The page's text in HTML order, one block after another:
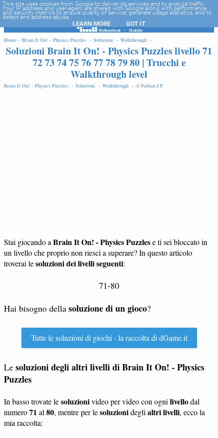
-->
Home - Brain It On! - Physics Puzzles - Soluzioni - Walkthrough -
Soluzioni Brain It On! - Physics Puzzles livello 71
72 73 74 75 76 77 78 79 80 | Trucchi e
Walkthrough level
Brain It On! - Physics Puzzles - Soluzioni - Walkthrough - di Fabian J.P.
Stai giocando a Brain It On! - Physics Puzzlese ti sei bloccato in
un livello che proprio non riesci a superare? In questo articolo
troverai lesoluzioni dei livelli seguenti:
71-80
Hai bisogno della soluzione di un gioco?
Tutte le soluzioni di giochi - la raccolta di dGame.it
Le soluzioni degli altri livelli di Brain It On! - Physics
Puzzles
In basso trovate lesoluzionivideo per video con ogni livellodal
numero71 al 80, mentre per lesoluzionidegli altri livelli, ecco la
mia raccolta:
EDIT
This site uses cookies from Google to deliver its services and to analyze traffic.
Your IP address and user-agent are shared with Google along with performance
and security metrics to ensure quality of service, generate usage statistics, and to
detect and address abuse.
LEARN MORE GOT IT